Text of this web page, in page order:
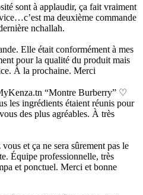
sont à applaudir, ça fait vraiment
ma deuxième commande
nchallah.
Elle était conformément à mes
pour la qualité du produit mais
À la prochaine. Merci
“Montre Burberry” ♡
les ingrédients étaient réunis pour
des plus agréables. À très
et ça ne sera sûrement pas le
Équipe professionnelle, très
et ponctuel. Merci et bonne